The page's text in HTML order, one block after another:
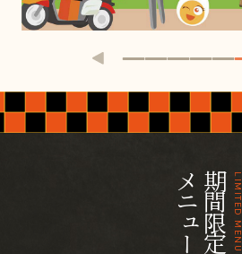
LIMITED MENU
期間限定
メニュー